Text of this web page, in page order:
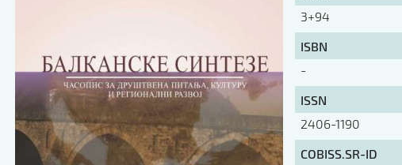
3+94
ISBN
-
ISSN
2406-1190
COBISS.SR-ID